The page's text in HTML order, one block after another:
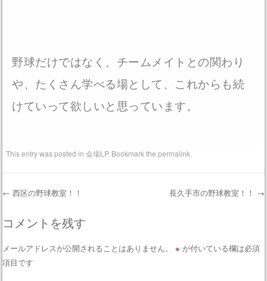
野球だけではなく、チームメイトとの関わり
や、たくさん学べる場として、これからも続
けていって欲しいと思っています。
This entry was posted in会場LP. Bookmark thepermalink
Post navigation
← 西区の野球教室！！ 長久手市の野球教室！！ →
コメントを残す
メールアドレスが公開されることはありません。 ※ が付いている欄は必須
項目です